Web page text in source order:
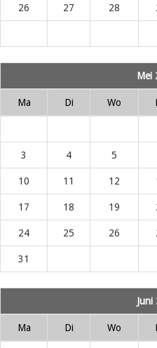
26 27 28
Mei
Ma Di Wo
3 4 5
10 11 12
17 18 19
24 25 26
31
Juni
Ma Di Wo